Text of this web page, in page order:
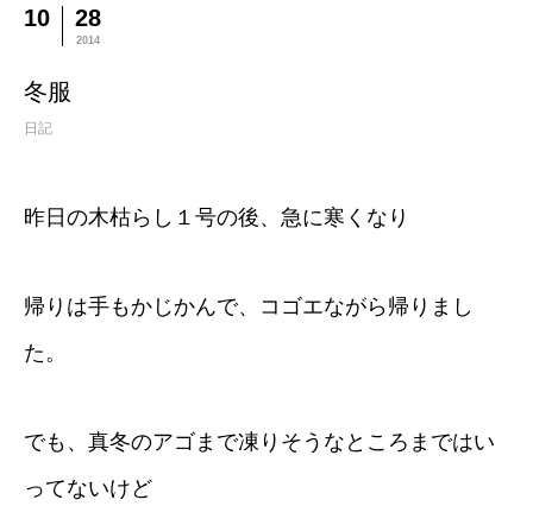
10 28
2014
冬服
日記
昨日の木枯らし１号の後、急に寒くなり
帰りは手もかじかんで、コゴエながら帰りまし
た。
でも、真冬のアゴまで凍りそうなところまではい
ってないけど